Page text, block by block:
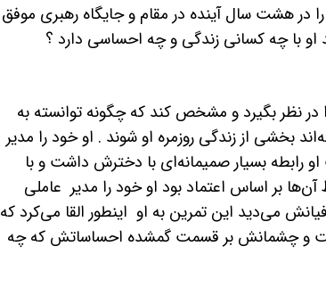
در هشت سال آینده در مقام و جایگاه رهبری موفق
او با چه کسانی زندگی و چه احساسی دارد ؟
در نظر بگیرد و مشخص کند که چگونه توانسته به
بخشی از زندگی روزمره او شوند . او خود را مدیر
رابطه بسیار صمیمانه‌ای با دخترش داشت و با
آن‌ها بر اساس اعتماد بود او خود را مدیر عاملی
می‌دید این تمرین به او اینطور القا می‌کرد که
و چشمانش بر قسمت گمشده احساساتش که چه